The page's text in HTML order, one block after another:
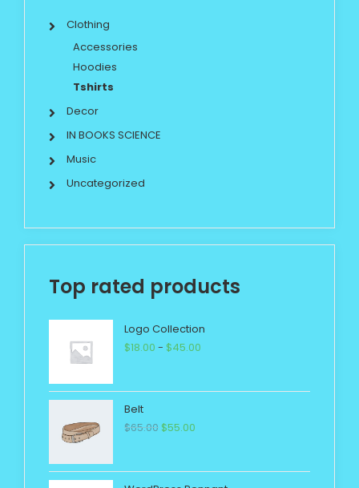
Clothing
Accessories
Hoodies
Tshirts
Decor
IN BOOKS SCIENCE
Music
Uncategorized
Top rated products
Logo Collection
$18.00 - $45.00
Belt
$65.00 $55.00